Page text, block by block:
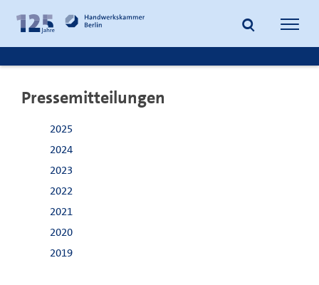
Inhalt
springen
Fußzeile
springen
Suche
Pressemitteilungen
2025
2024
2023
2022
2021
2020
2019